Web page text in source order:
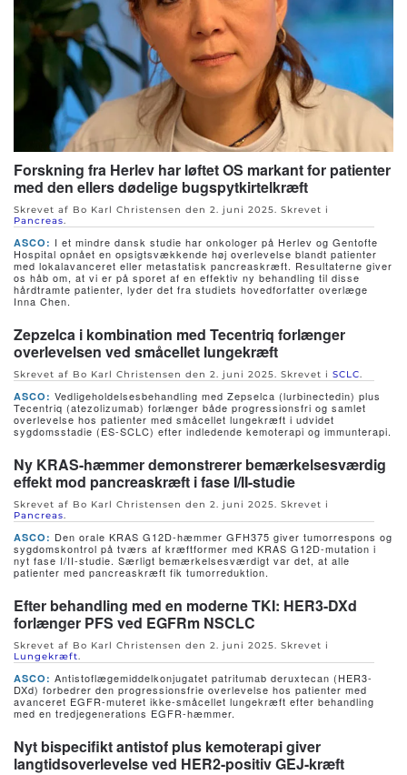
Forskning fra Herlev har løftet OS markant for patienter
med den ellers dødelige bugspytkirtelkræft
Skrevet af Bo Karl Christensen den 2. juni 2025. Skrevet i
Pancreas.
ASCO: I et mindre dansk studie har onkologer på Herlev og Gentofte
Hospital opnået en opsigtsvækkende høj overlevelse blandt patienter
med lokalavanceret eller metastatisk pancreaskræft. Resultaterne giver
os håb om, at vi er på sporet af en effektiv ny behandling til disse
hårdtramte patienter, lyder det fra studiets hovedforfatter overlæge
Inna Chen.
Zepzelca i kombination med Tecentriq forlænger
overlevelsen ved småcellet lungekræft
Skrevet af Bo Karl Christensen den 2. juni 2025. Skrevet i SCLC.
ASCO: Vedligeholdelsesbehandling med Zepselca (lurbinectedin) plus
Tecentriq (atezolizumab) forlænger både progressionsfri og samlet
overlevelse hos patienter med småcellet lungekræft i udvidet
sygdomsstadie (ES-SCLC) efter indledende kemoterapi og immunterapi.
Ny KRAS-hæmmer demonstrerer bemærkelsesværdig
effekt mod pancreaskræft i fase I/II-studie
Skrevet af Bo Karl Christensen den 2. juni 2025. Skrevet i
Pancreas.
ASCO: Den orale KRAS G12D-hæmmer GFH375 giver tumorrespons og
sygdomskontrol på tværs af kræftformer med KRAS G12D-mutation i
nyt fase I/II-studie. Særligt bemærkelsesværdigt var det, at alle
patienter med pancreaskræft fik tumorreduktion.
Efter behandling med en moderne TKI: HER3-DXd
forlænger PFS ved EGFRm NSCLC
Skrevet af Bo Karl Christensen den 2. juni 2025. Skrevet i
Lungekræft.
ASCO: Antistoflægemiddelkonjugatet patritumab deruxtecan (HER3-
DXd) forbedrer den progressionsfrie overlevelse hos patienter med
avanceret EGFR-muteret ikke-småcellet lungekræft efter behandling
med en tredje­generations EGFR-hæmmer.
Nyt bispecifikt antistof plus kemoterapi giver
langtidsoverlevelse ved HER2-positiv GEJ-kræft